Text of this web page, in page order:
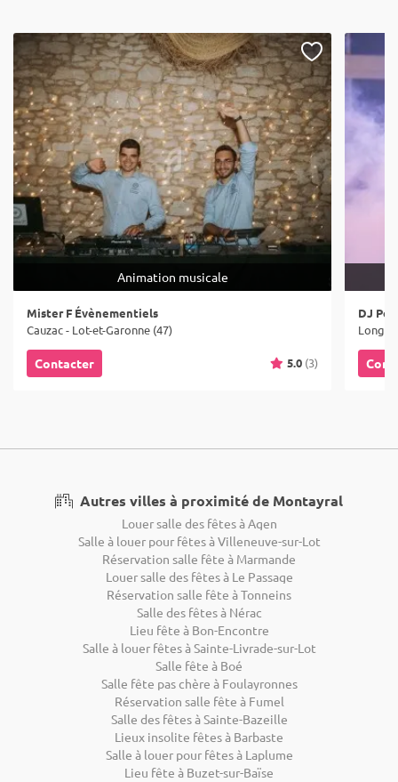
Animation musicale
Mister F Évènementiels
Cauzac - Lot-et-Garonne (47)
Contacter 5.0 (3)
DJ
Autres villes à proximité de Montayral
Louer salle des fêtes à Agen
Salle à louer pour fêtes à Villeneuve-sur-Lot
Réservation salle fête à Marmande
Louer salle des fêtes à Le Passage
Réservation salle fête à Tonneins
Salle des fêtes à Nérac
Lieu fête à Bon-Encontre
Salle à louer fêtes à Sainte-Livrade-sur-Lot
Salle fête à Boé
Salle fête pas chère à Foulayronnes
Réservation salle fête à Fumel
Salle des fêtes à Sainte-Bazeille
Lieux insolite fêtes à Barbaste
Salle à louer pour fêtes à Laplume
Lieu fête à Buzet-sur-Baïse